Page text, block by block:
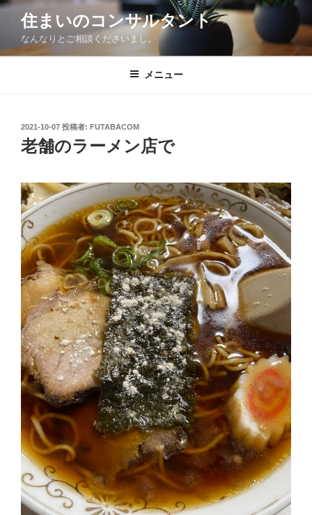
コ
ン
住まいのコンサルタント
なんなりとご相談くださいまし。
メニュー
投
稿
日:
2021-10-07 投稿者: FUTABACOM
老舗のラーメン店で